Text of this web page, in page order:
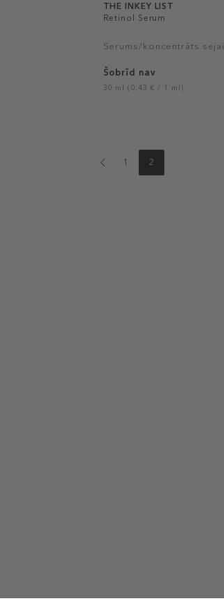
THE INKEY LIST
Retinol Serum
Serums/koncentrāts sejai
Šobrīd nav
30 ml (0,43 € / 1 ml)
1 2